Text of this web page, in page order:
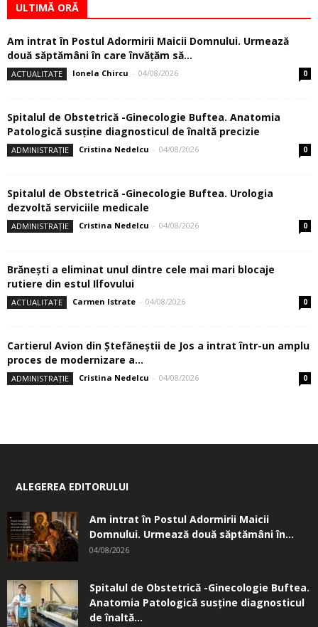
ULTIMĂ ORĂ
Am intrat în Postul Adormirii Maicii Domnului. Urmează
două săptămâni în care învăţăm să...
ACTUALITATE Ionela Chircu - 04/08/2026 0
Spitalul de Obstetrică -Ginecologie Buftea. Anatomia
Patologică susţine diagnosticul de înaltă precizie
ADMINISTRAȚIE Cristina Nedelcu - 04/08/2026 0
Spitalul de Obstetrică -Ginecologie Buftea. Urologia
dezvoltă serviciile medicale
ADMINISTRAȚIE Cristina Nedelcu - 04/08/2026 0
Brănești a eliminat unul dintre cele mai mari blocaje
rutiere din estul Ilfovului
ACTUALITATE Carmen Istrate - 04/08/2026 0
Cartierul Avion din Ştefăneştii de Jos a intrat într-un amplu
proces de modernizare a...
ADMINISTRAȚIE Cristina Nedelcu - 04/08/2026 0
ALEGEREA EDITORULUI
Am intrat în Postul Adormirii Maicii
Domnului. Urmează două săptămâni în...
04/08/2026
Spitalul de Obstetrică -Ginecologie Buftea.
Anatomia Patologică susţine diagnosticul
de înaltă...